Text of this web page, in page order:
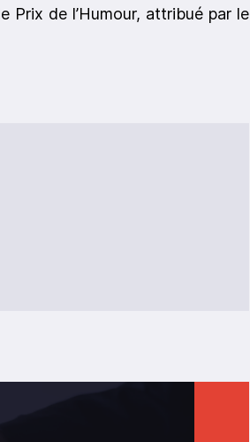
Prix de l’Humour, attribué par le